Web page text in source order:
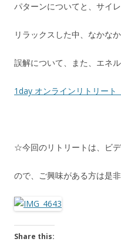
パターンについてと、サイレ
リラックスした中、なかな
誤解について、また、エネ
1day オンラインリトリート
☆今回のリトリートは、ビ
ので、ご興味がある方は是非
Share this: